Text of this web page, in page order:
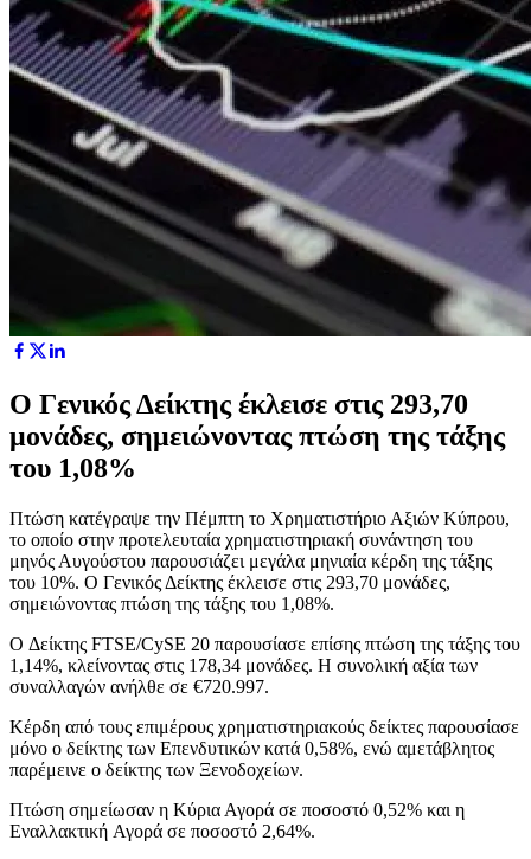
Ο Γενικός Δείκτης έκλεισε στις 293,70
μονάδες, σημειώνοντας πτώση της τάξης
του 1,08%
Πτώση κατέγραψε την Πέμπτη το Χρηματιστήριο Αξιών Κύπρου,
το οποίο στην προτελευταία χρηματιστηριακή συνάντηση του
μηνός Αυγούστου παρουσιάζει μεγάλα μηνιαία κέρδη της τάξης
του 10%. Ο Γενικός Δείκτης έκλεισε στις 293,70 μονάδες,
σημειώνοντας πτώση της τάξης του 1,08%.
Ο Δείκτης FTSE/CySE 20 παρουσίασε επίσης πτώση της τάξης του
1,14%, κλείνοντας στις 178,34 μονάδες. Η συνολική αξία των
συναλλαγών ανήλθε σε €720.997.
Κέρδη από τους επιμέρους χρηματιστηριακούς δείκτες παρουσίασε
μόνο ο δείκτης των Επενδυτικών κατά 0,58%, ενώ αμετάβλητος
παρέμεινε ο δείκτης των Ξενοδοχείων.
Πτώση σημείωσαν η Κύρια Αγορά σε ποσοστό 0,52% και η
Εναλλακτική Αγορά σε ποσοστό 2,64%.